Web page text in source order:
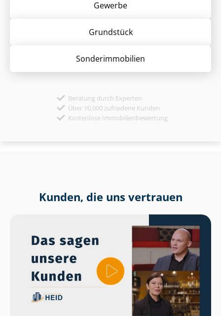
Gewerbe
Grund­stück
Sonder­immobilien
Beratung durch Experten
Über 10.000 zufriedene Kunden
Kostenlose Immobilienbewertung
Kunden, die uns vertrauen